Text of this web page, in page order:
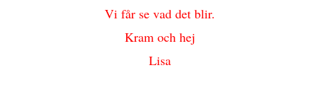
Vi får se vad det blir.
Kram och hej
Lisa